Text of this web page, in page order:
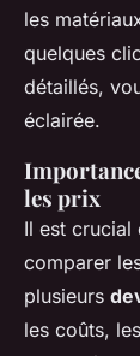
les
quelques
détaillés,
éclairée.
les prix
Il est crucial
comparer
plusieurs
les coûts,